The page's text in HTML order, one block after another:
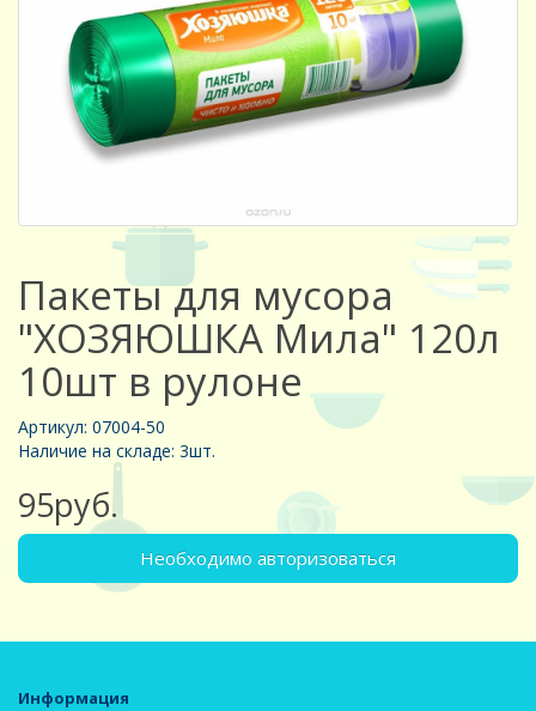
Пакеты для мусора
"ХОЗЯЮШКА Мила" 120л
10шт в рулоне
Артикул: 07004-50
Наличие на складе: 3шт.
95руб.
Необходимо авторизоваться
Информация